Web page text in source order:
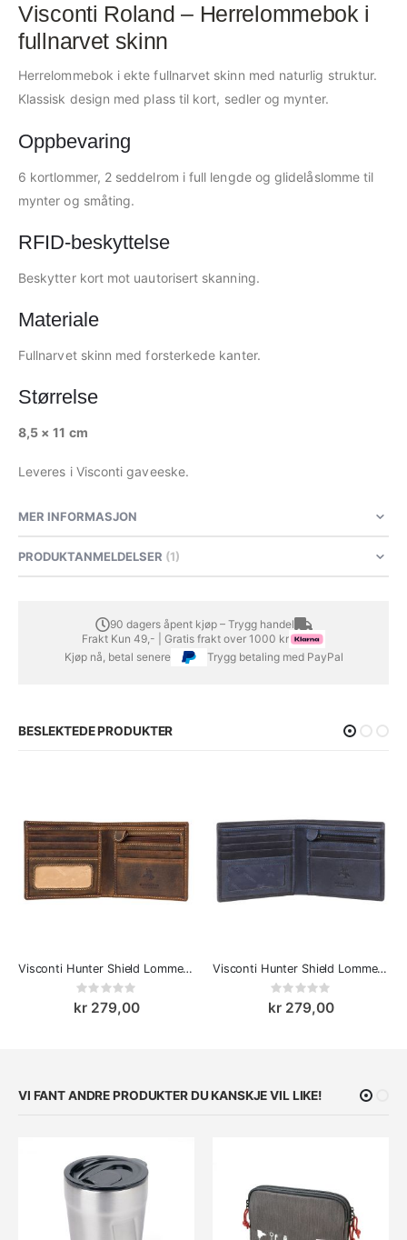
Visconti Roland – Herrelommebok i
fullnarvet skinn
Herrelommebok i ekte fullnarvet skinn med naturlig struktur.
Klassisk design med plass til kort, sedler og mynter.
Oppbevaring
6 kortlommer, 2 seddelrom i full lengde og glidelåslomme til
mynter og småting.
RFID-beskyttelse
Beskytter kort mot uautorisert skanning.
Materiale
Fullnarvet skinn med forsterkede kanter.
Størrelse
8,5 × 11 cm
Leveres i Visconti gaveeske.
MER INFORMASJON
PRODUKTANMELDELSER 1
90 dagers åpent kjøp – Trygg handel
Frakt Kun 49,- | Gratis frakt over 1000 kr
Kjøp nå, betal senere
Trygg betaling med PayPal
BESLEKTEDE PRODUKTER
Visconti Hunter Shield Lommebok Konjakk
Rating:
0%
kr 279,00
Visconti Hunter Shield Lommebok Blå
Rating:
0%
kr 279,00
VI FANT ANDRE PRODUKTER DU KANSKJE VIL LIKE!